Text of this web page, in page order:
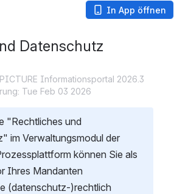
In App öffnen
Datenschutz
Informationsportal 2026.3
Tue Feb 03 2026
"Rechtliches und
im Verwaltungsmodul der
können Sie als
Ihres Mandanten
(datenschutz-)rechtlich